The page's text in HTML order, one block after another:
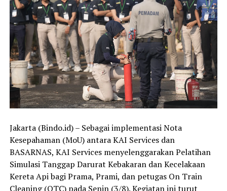
Jakarta (Bindo.id) – Sebagai implementasi Nota
Kesepahaman (MoU) antara KAI Services dan
BASARNAS, KAI Services menyelenggarakan Pelatihan
Simulasi Tanggap Darurat Kebakaran dan Kecelakaan
Kereta Api bagi Prama, Prami, dan petugas On Train
Cleaning (OTC) pada Senin (3/8). Kegiatan ini turut